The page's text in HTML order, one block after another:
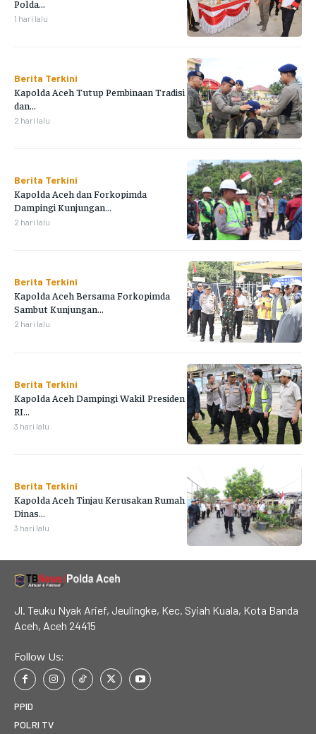
Polda...
1 hari lalu
Berita Terkini
Kapolda Aceh Tutup Pembinaan Tradisi
dan...
2 hari lalu
Berita Terkini
Kapolda Aceh dan Forkopimda
Dampingi Kunjungan...
2 hari lalu
Berita Terkini
Kapolda Aceh Bersama Forkopimda
Sambut Kunjungan...
2 hari lalu
Berita Terkini
Kapolda Aceh Dampingi Wakil Presiden
RI...
3 hari lalu
Berita Terkini
Kapolda Aceh Tinjau Kerusakan Rumah
Dinas...
3 hari lalu
Jl. Teuku Nyak Arief, Jeulingke, Kec. Syiah Kuala, Kota Banda
Aceh, Aceh 24415
Follow Us:
PPID
POLRI TV